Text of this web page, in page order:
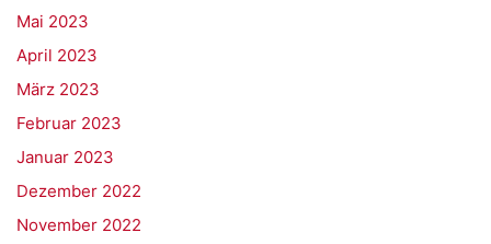
Mai 2023
April 2023
März 2023
Februar 2023
Januar 2023
Dezember 2022
November 2022